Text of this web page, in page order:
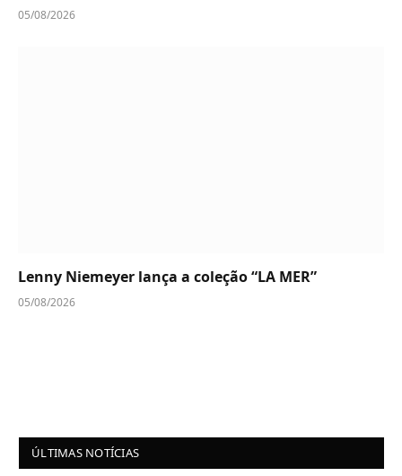
05/08/2026
Lenny Niemeyer lança a coleção “LA MER”
05/08/2026
ÚLTIMAS NOTÍCIAS